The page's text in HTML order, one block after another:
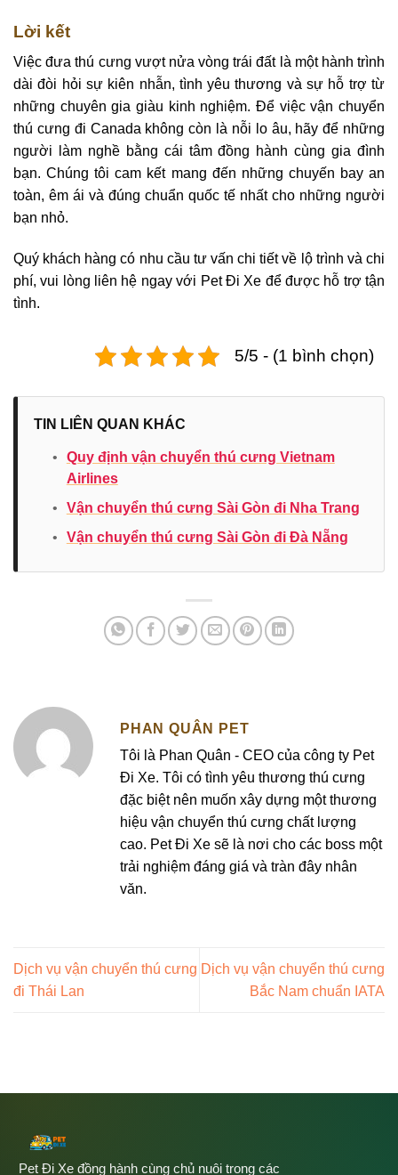
Lời kết
Việc đưa thú cưng vượt nửa vòng trái đất là một hành trình
dài đòi hỏi sự kiên nhẫn, tình yêu thương và sự hỗ trợ từ
những chuyên gia giàu kinh nghiệm. Để việc vận chuyển
thú cưng đi Canada không còn là nỗi lo âu, hãy để những
người làm nghề bằng cái tâm đồng hành cùng gia đình
bạn. Chúng tôi cam kết mang đến những chuyến bay an
toàn, êm ái và đúng chuẩn quốc tế nhất cho những người
bạn nhỏ.
Quý khách hàng có nhu cầu tư vấn chi tiết về lộ trình và chi
phí, vui lòng liên hệ ngay với Pet Đi Xe để được hỗ trợ tận
tình.
5/5 - (1 bình chọn)
TIN LIÊN QUAN KHÁC
•
Quy định vận chuyển thú cưng Vietnam
Airlines
•
Vận chuyển thú cưng Sài Gòn đi Nha Trang
•
Vận chuyển thú cưng Sài Gòn đi Đà Nẵng
PHAN QUÂN PET
Tôi là Phan Quân - CEO của công ty Pet
Đi Xe. Tôi có tình yêu thương thú cưng
đặc biệt nên muốn xây dựng một thương
hiệu vận chuyển thú cưng chất lượng
cao. Pet Đi Xe sẽ là nơi cho các boss một
trải nghiệm đáng giá và tràn đây nhân
văn.
Dịch vụ vận chuyển thú cưng
đi Thái Lan
Dịch vụ vận chuyển thú cưng
Bắc Nam chuẩn IATA
Pet Đi Xe đồng hành cùng chủ nuôi trong các